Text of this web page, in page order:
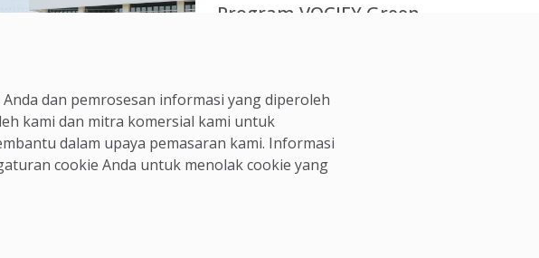
dan pemrosesan informasi yang diperoleh
kami dan mitra komersial kami untuk
dalam upaya pemasaran kami. Informasi
cookie Anda untuk menolak cookie yang
Program VOCIFY Green
Sanur 09 Jul, 2026